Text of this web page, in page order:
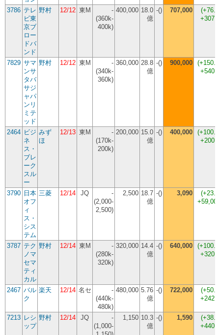
3786 テレ
ビ東
京ブ
ロー
ドバ
ンド
野村 12/12 東M
-
(360k-
400k)
400,000 18.0
億
-() 707,000 (
7829 サマ
ンサ
タバ
サジ
ャパ
ンリ
ミテ
ッド
野村 12/12 東M
-
(340k-
360k)
360,000 28.8
億
-() 900,000 (
2464 ビジ
ネ
ス・
ブレ
ーク
スル
ー
みず
ほ
12/13 東M
-
(170k-
200k)
200,000 15.0
億
-() 400,000 (
3790 日本
オフ
ィ
ス・
シス
テム
三菱 12/14 JQ
-
(2,000-
2,500)
2,500 18.7
億
-() 3,090 (
3787 テク
ノマ
セマ
ティ
カル
野村 12/14 東M
-
(280k-
320k)
320,000 14.4
億
-() 640,000 (
2467 バル
ク
楽天 12/14 名セ
-
(440k-
480k)
480,000 5.76
億
-() 722,000 (
7213 レシ
ップ
野村 12/14 JQ
-
(1,000-
1,150 10.3
億
-() 1,590 (